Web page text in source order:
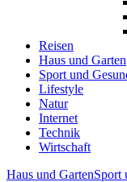
Reisen
Haus und Garten
Sport und
Lifestyle
Natur
Internet
Technik
Wirtschaft
Haus und GartenSport